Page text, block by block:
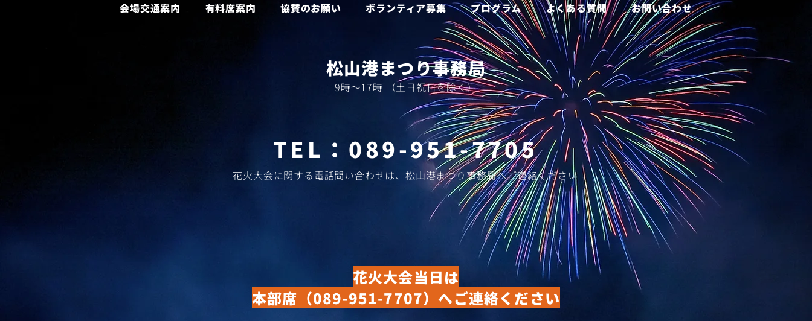
会場交通案内 有料席案内 協賛のお願い ボランティア募集 プログラム よくある質問 お問い合わせ
​松山港まつり事務局
​9時～17時 （土日祝日を除く）
​TEL： 089-951-7705
​花火大会に関する電話問い合わせは、松山港まつり事務局へご連絡ください
花火大会当日は
本部席 （089-951-7707）へご連絡ください